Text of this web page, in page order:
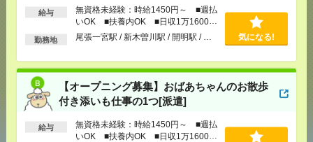
給与
無資格未経験：時給1450円～ ■週払
いOK ■扶養内OK ■日収1万1600円
以上
勤務地 尾張一宮駅 / 新木曽川駅 / 開明駅 / … 気になる!
【オープニング募集】おばあちゃんのお散歩
付き添いも仕事の1つ[派遣]
給与
無資格未経験：時給1450円～ ■週払
いOK ■扶養内OK ■日収1万1600円
気になる！
シェア ツイート